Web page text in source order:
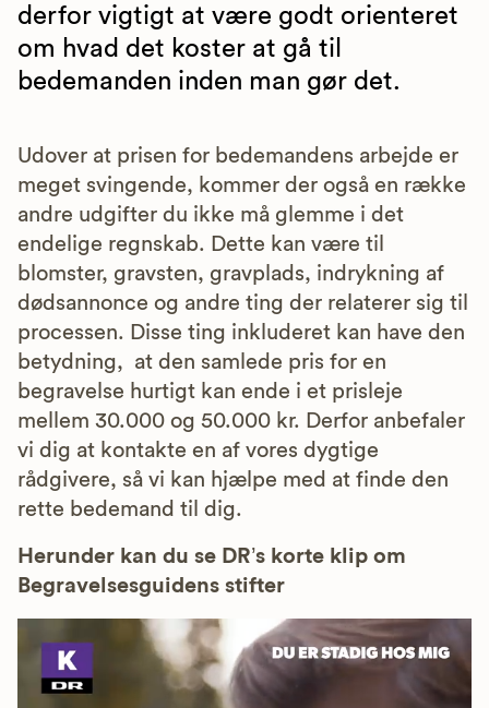
derfor vigtigt at være godt orienteret
om hvad det koster at gå til
bedemanden inden man gør det.
Udover at prisen for bedemandens arbejde er
meget svingende, kommer der også en række
andre udgifter du ikke må glemme i det
endelige regnskab. Dette kan være til
blomster, gravsten, gravplads, indrykning af
dødsannonce og andre ting der relaterer sig til
processen. Disse ting inkluderet kan have den
betydning, at den samlede pris for en
begravelse hurtigt kan ende i et prisleje
mellem 30.000 og 50.000 kr. Derfor anbefaler
vi dig at kontakte en af vores dygtige
rådgivere, så vi kan hjælpe med at finde den
rette bedemand til dig.
Herunder kan du se DR’s korte klip om
Begravelsesguidens stifter